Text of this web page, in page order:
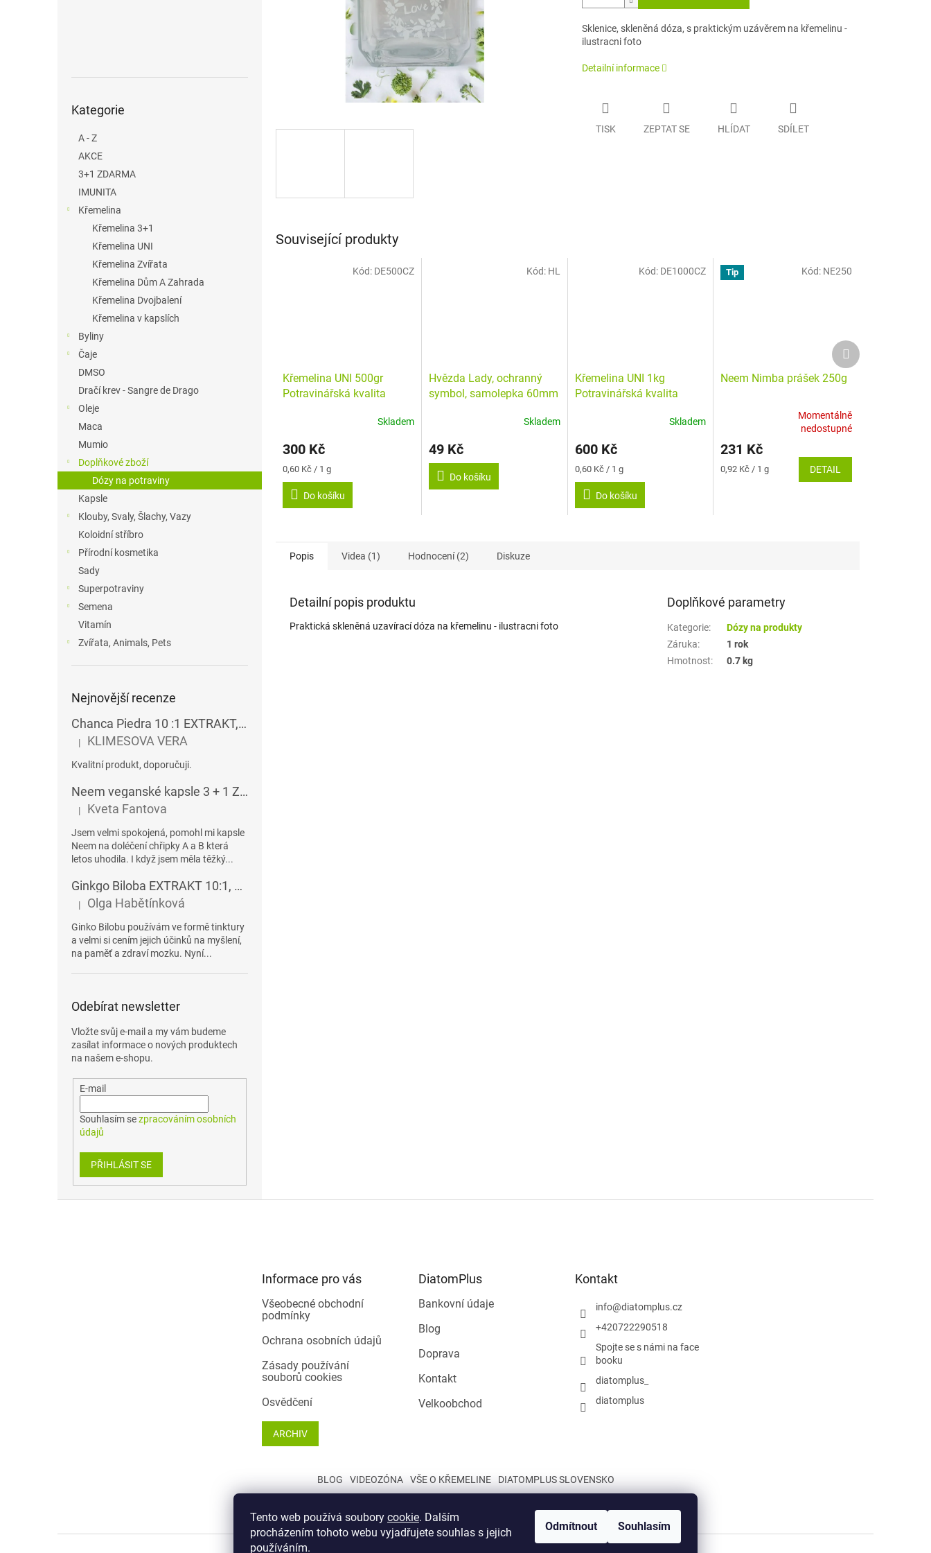
Tento web používá soubory cookie. Dalším
procházením tohoto webu vyjadřujete souhlas s jejich
používáním.
Odmítnout Souhlasím
kategorie
Kategorie
A - Z
AKCE
3+1 ZDARMA
IMUNITA
Křemelina
Křemelina 3+1
Křemelina UNI
Křemelina Zvířata
Křemelina Dům A Zahrada
Křemelina Dvojbalení
Křemelina v kapslích
Byliny
Čaje
DMSO
Dračí krev - Sangre de Drago
Oleje
Maca
Mumio
Doplňkové zboží
Dózy na potraviny
Kapsle
Klouby, Svaly, Šlachy, Vazy
Koloidní stříbro
Přírodní kosmetika
Sady
Superpotraviny
Semena
Vitamín
Zvířata, Animals, Pets
Nejnovější recenze
Chanca Piedra 10 :1 EXTRAKT, veganské kapsle 60ks
Hodnocení produktu je 5 z 5 hvězdiček.
| KLIMESOVA VERA
Kvalitní produkt, doporučuji.
Neem veganské kapsle 3 + 1 ZDARMA
Hodnocení produktu je 5 z 5 hvězdiček.
| Kveta Fantova
Jsem velmi spokojená, pomohl mi kapsle
Neem na doléčení chřipky A a B která
letos uhodila. I když jsem měla těžký...
Ginkgo Biloba EXTRAKT 10:1, veganské kapsle 60ks
Hodnocení produktu je 5 z 5 hvězdiček.
| Olga Habětínková
Ginko Bilobu používám ve formě tinktury
a velmi si cením jejich účinků na myšlení,
na paměť a zdraví mozku. Nyní...
Odebírat newsletter
Vložte svůj e-mail a my vám budeme
zasílat informace o nových produktech
na našem e-shopu.
E-mail
Souhlasím sezpracováním osobních
údajů
PŘIHLÁSIT SE
Sklenice, skleněná dóza, s praktickým uzávěrem na křemelinu -
ilustracni foto
Detailní informace
TISK ZEPTAT SE HLÍDAT SDÍLET
Související produkty
Křemelina UNI 500gr
Potravinářská kvalita
produktu
4,8
Skladem
300 Kč
Měrná
cena:
0,60 Kč / 1 g
Do košíku
Kód: DE500CZ
Hvězda Lady, ochranný
symbol, samolepka 60mm
produktu
je
z
Skladem
49 Kč
Do košíku
Kód: HL
Křemelina UNI 1kg
Potravinářská kvalita
produktu
5,0
Skladem
600 Kč
Měrná
cena:
0,60 Kč / 1 g
Do košíku
Kód: DE1000CZ Tip
Neem Nimba prášek 250g
produktu
5,0
Momentálně
nedostupné
231 Kč
Měrná
0,92 Kč / 1 g DETAIL
Kód: NE250
Další
produkt
Popis Videa (1) Hodnocení (2) Diskuze
Detailní popis produktu
Praktická skleněná uzavírací dóza na křemelinu - ilustracni foto
Doplňkové parametry
Kategorie:
Dózy na produkty
Záruka:
1 rok
Hmotnost: 0.7 kg
Informace pro vás
Všeobecné obchodní
podmínky
Ochrana osobních údajů
Zásady používání
souborů cookies
Osvědčení
ARCHIV
DiatomPlus
Bankovní údaje
Blog
Doprava
Kontakt
Velkoobchod
Kontakt
info@diatomplus.cz
+420722290518
Spojte se s námi na face
booku
diatomplus_
diatomplus
BLOG VIDEOZÓNA VŠE O KŘEMELINE DIATOMPLUS SLOVENSKO